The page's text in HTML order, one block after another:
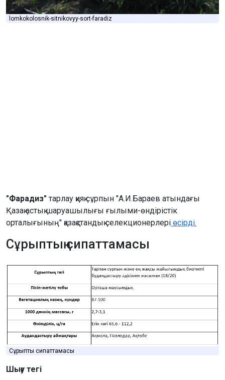
lomkokolosnik-sitnikovyy-sort-faradiz
"Фарадиз" тарлау қияқ сұрпын "А.И.Бараев атындағы
Қазақ астық шаруашылығы ғылыми-өндірістік
орталығының" қазақстандық селекционерлері өсірді.
Сұрыптың сипаттамасы
Сұрыптың сипаттамасы
Шығу тегі